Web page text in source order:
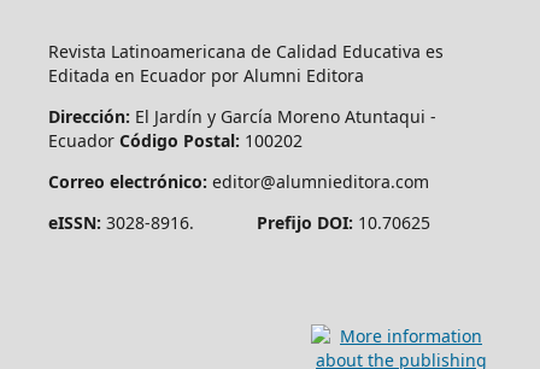
Revista Latinoamericana de Calidad Educativa es
Editada en Ecuador por Alumni Editora
Dirección: El Jardín y García Moreno Atuntaqui -
Ecuador Código Postal: 100202
Correo electrónico: editor@alumnieditora.com
eISSN: 3028-8916. Prefijo DOI: 10.70625